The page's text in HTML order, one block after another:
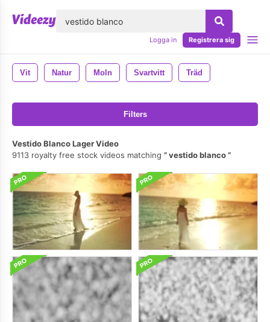
Logga in Registrera sig
Vit Natur Moln Svartvitt Träd
Filters
Vestido Blanco Lager Video
9113 royalty free stock videos matching
vestido blanco